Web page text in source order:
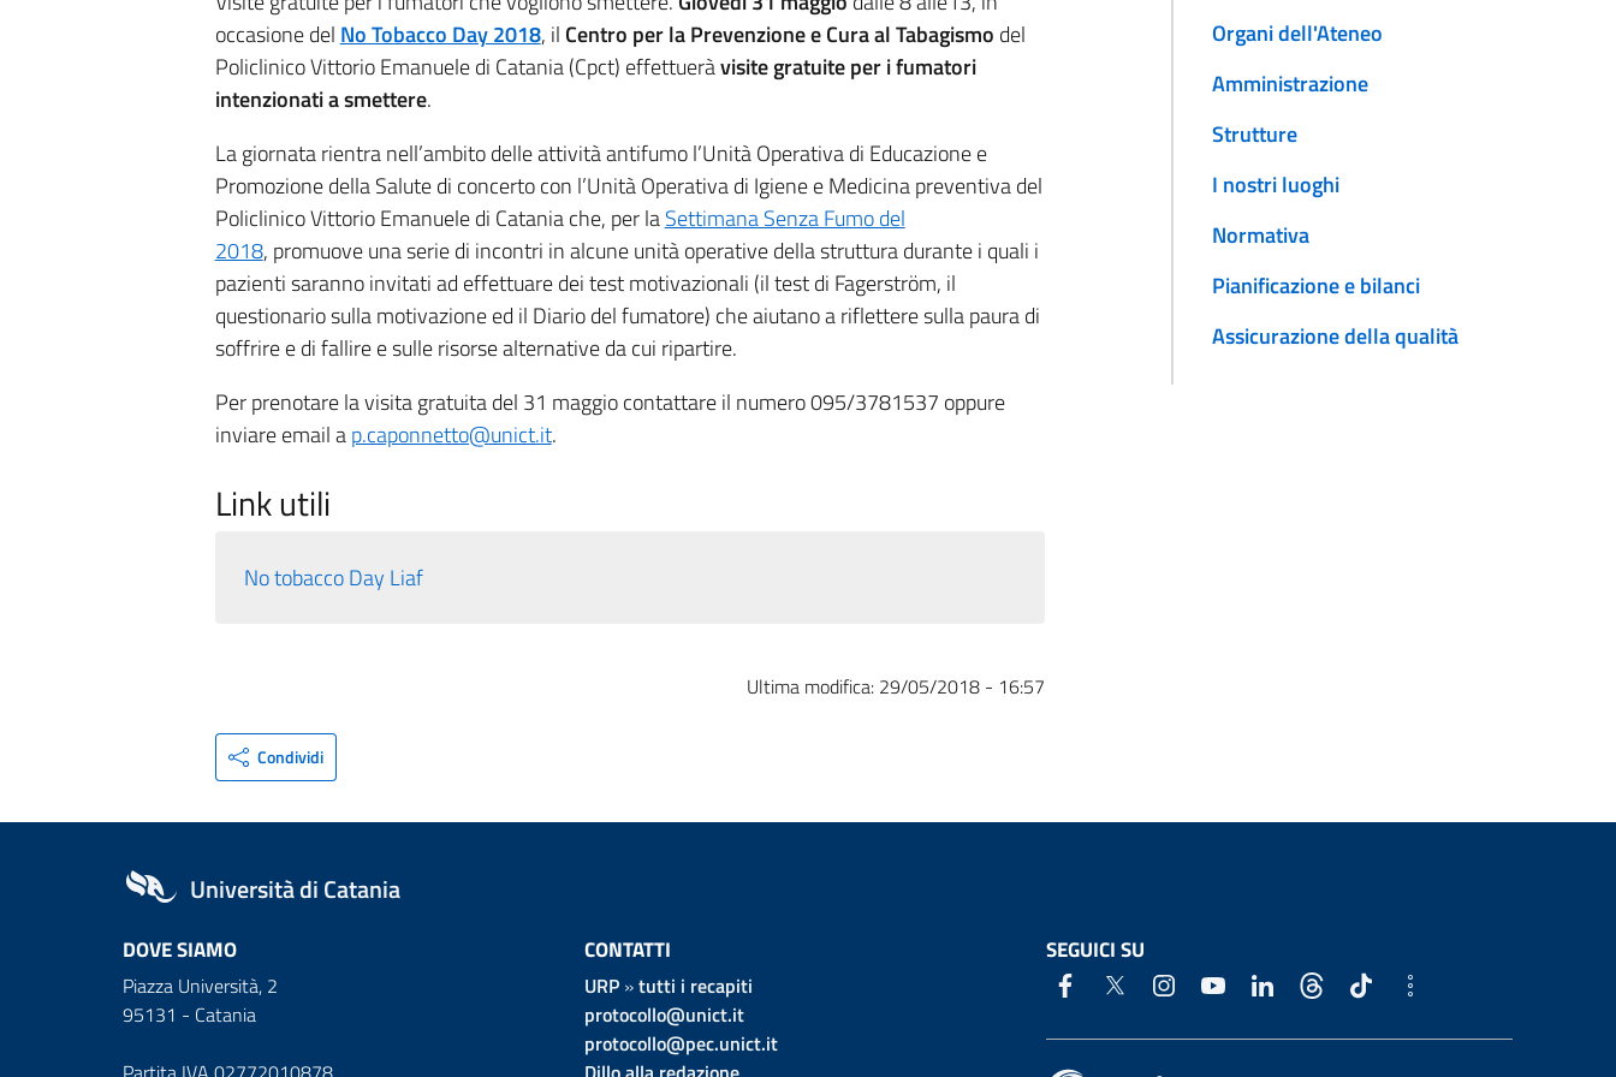
occasione del No Tobacco Day 2018, il Centro per la Prevenzione e Cura al Tabagismo del
Policlinico Vittorio Emanuele di Catania (Cpct) effettueràvisite gratuite per i fumatori
intenzionati a smettere.
La giornata rientra nell’ambito delle attività antifumo l’Unità Operativa di Educazione e
Promozione della Salute di concerto con l’Unità Operativa di Igiene e Medicina preventiva del
Policlinico Vittorio Emanuele di Catania che, per laSettimana Senza Fumo del
2018, promuove una serie di incontri in alcune unità operative della struttura durante i quali i
pazienti saranno invitati ad effettuare dei test motivazionali (il test di Fagerström, il
questionario sulla motivazione ed il Diario del fumatore) che aiutano a riflettere sulla paura di
soffrire e di fallire e sulle risorse alternative da cui ripartire.
Per prenotare la visita gratuita del 31 maggio contattare il numero 095/3781537 oppure
inviare email ap.caponnetto@unict.it.
Link utili
No tobacco Day Liaf
Ultima modifica: 29/05/2018 - 16:57
Condividi
Organi dell'Ateneo
Amministrazione
Strutture
I nostri luoghi
Normativa
Pianificazione e bilanci
Assicurazione della qualità
Università di Catania
DOVE SIAMO
Piazza Università, 2
95131 - Catania
CONTATTI
URP»tutti i recapiti
protocollo@unict.it
protocollo@pec.unict.it
SEGUICI SU